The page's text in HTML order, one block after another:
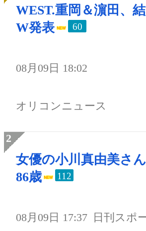
WEST.重岡＆濵田、
W発表
60
08月09日 18:02
オリコンニュース
女優の小川真由美さ
86歳
112
08月09日 17:37 日刊スポ